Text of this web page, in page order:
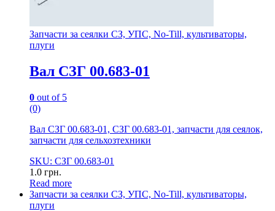
Запчасти за сеялки СЗ, УПС, No-Till, культиваторы,
плуги
Вал СЗГ 00.683-01
0 out of 5
(0)
Вал СЗГ 00.683-01, СЗГ 00.683-01, запчасти для сеялок,
запчасти для сельхозтехники
SKU: СЗГ 00.683-01
1.0 грн.
Read more
Запчасти за сеялки СЗ, УПС, No-Till, культиваторы,
плуги